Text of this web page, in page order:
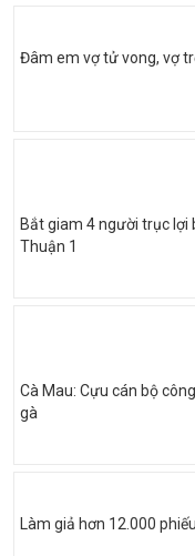
Đâm em vợ tử vong, vợ
Bắt giam 4 người trục lợi
Thuận 1
Cà Mau: Cựu cán bộ
gà
Làm giả hơn 12.000